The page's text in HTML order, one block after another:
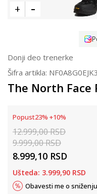
Donji deo trenerke
Šifra artikla:
The North Face
Popust23% +10%
12.999,00RSD
9.999,00RSD
8.999,10 RSD
Ušteda: 3.999,90 RSD
Obavesti me o sniženju